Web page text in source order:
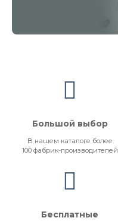
Большой выбор
В нашем каталоге более
100 фабрик-производителей
Бесплатные